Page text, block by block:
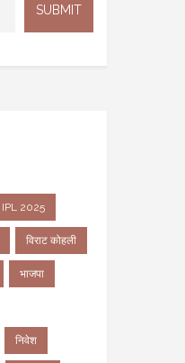
IPL 2025
विराट कोहली
भाजपा
निवेश